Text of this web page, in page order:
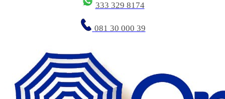
333 329 8174
081 30 000 39